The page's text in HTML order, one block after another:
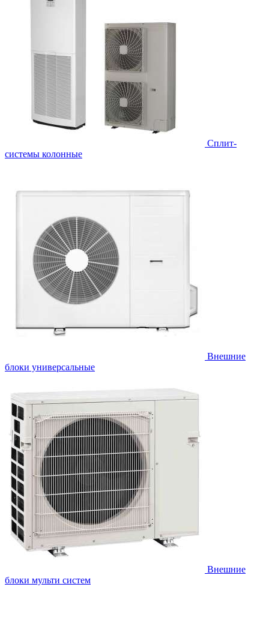
Cплит-
системы колонные
Внешние
блоки универсальные
Внешние
блоки мульти систем